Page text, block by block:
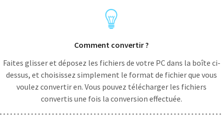
Comment convertir ?
Faites glisser et déposez les fichiers de votre PC dans la boîte ci-
dessus, et choisissez simplement le format de fichier que vous
voulez convertir en. Vous pouvez télécharger les fichiers
convertis une fois la conversion effectuée.